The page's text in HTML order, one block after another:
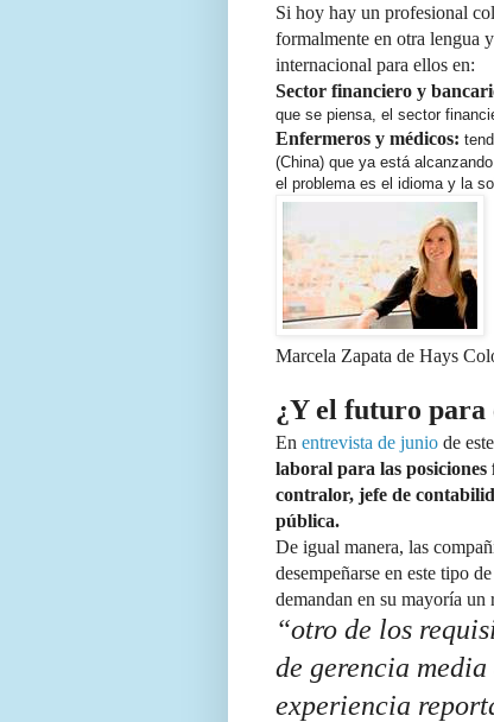
Si hoy hay un profesional
formalmente en otra lengua
internacional para ellos en:
Sector financiero y
que se piensa, el sector
Enfermeros y médicos:
(China) que ya está
el problema es el idioma y la
Marcela Zapata de Hays
¿Y el futuro para
En entrevista de junio de
laboral para las
contralor, jefe de
pública.
De igual manera, las
desempeñarse en este tipo
demandan en su mayoría
“otro de los
de gerencia
experiencia